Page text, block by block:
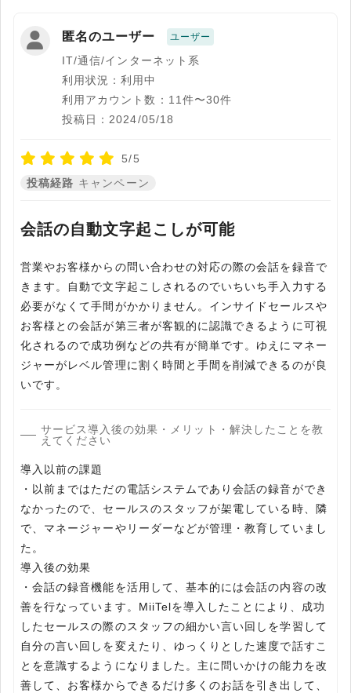
匿名のユーザー ユーザー
IT/通信/インターネット系
利用状況：利用中
利用アカウント数：11件〜30件
投稿日：2024/05/18
5/5
投稿経路 キャンペーン
会話の自動文字起こしが可能
営業やお客様からの問い合わせの対応の際の会話を録音で
きます。自動で文字起こしされるのでいちいち手入力する
必要がなくて手間がかかりません。インサイドセールスや
お客様との会話が第三者が客観的に認識できるように可視
化されるので成功例などの共有が簡単です。ゆえにマネー
ジャーがレベル管理に割く時間と手間を削減できるのが良
いです。
サービス導入後の効果・メリット・解決したことを教
えてください
導入以前の課題
・以前まではただの電話システムであり会話の録音ができ
なかったので、セールスのスタッフが架電している時、隣
で、マネージャーやリーダーなどが管理・教育していまし
た。
導入後の効果
・会話の録音機能を活用して、基本的には会話の内容の改
善を行なっています。MiiTelを導入したことにより、成功
したセールスの際のスタッフの細かい言い回しを学習して
自分の言い回しを変えたり、ゆっくりとした速度で話すこ
とを意識するようになりました。主に問いかけの能力を改
善して、お客様からできるだけ多くのお話を引き出して、